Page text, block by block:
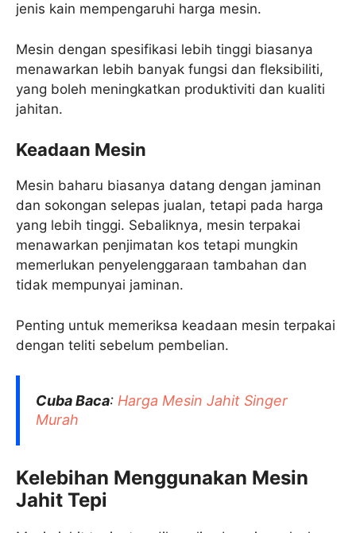
jenis kain mempengaruhi harga mesin.
Mesin dengan spesifikasi lebih tinggi biasanya
menawarkan lebih banyak fungsi dan fleksibiliti,
yang boleh meningkatkan produktiviti dan kualiti
jahitan.
Keadaan Mesin
Mesin baharu biasanya datang dengan jaminan
dan sokongan selepas jualan, tetapi pada harga
yang lebih tinggi. Sebaliknya, mesin terpakai
menawarkan penjimatan kos tetapi mungkin
memerlukan penyelenggaraan tambahan dan
tidak mempunyai jaminan.
Penting untuk memeriksa keadaan mesin terpakai
dengan teliti sebelum pembelian.
Cuba Baca: Harga Mesin Jahit Singer
Murah
Kelebihan Menggunakan Mesin
Jahit Tepi